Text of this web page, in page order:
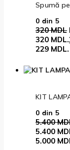
Spumă
0 din 5
320MDL
320 MDL.
229 MDL.
KIT
0 din 5
5.400
5.400
5.000